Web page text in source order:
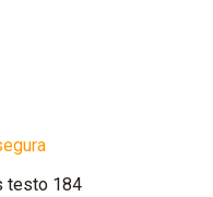
testo 184